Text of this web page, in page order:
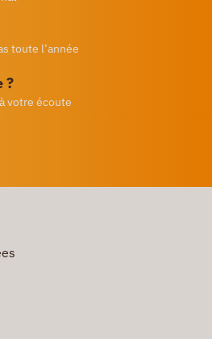
toute l’année
?
votre écoute